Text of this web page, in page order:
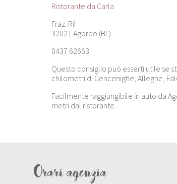
Ristorante da Carla
Fraz. Rif
32021 Agordo (BL)
0437 62663
Questo consiglio può esserti utile se
chilometri di Cencenighe, Alleghe,
Facilmente raggiungibile in auto da
metri dal ristorante.
Orari agenzia